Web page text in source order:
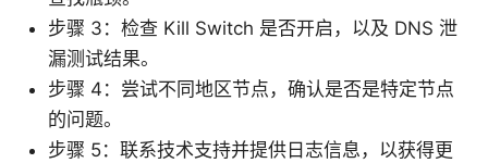
步骤 3：检查 Kill Switch 是否开启，以及 DNS 泄
漏测试结果。
步骤 4：尝试不同地区节点，确认是否是特定节点
的问题。
步骤 5：联系技术支持并提供日志信息，以获得更